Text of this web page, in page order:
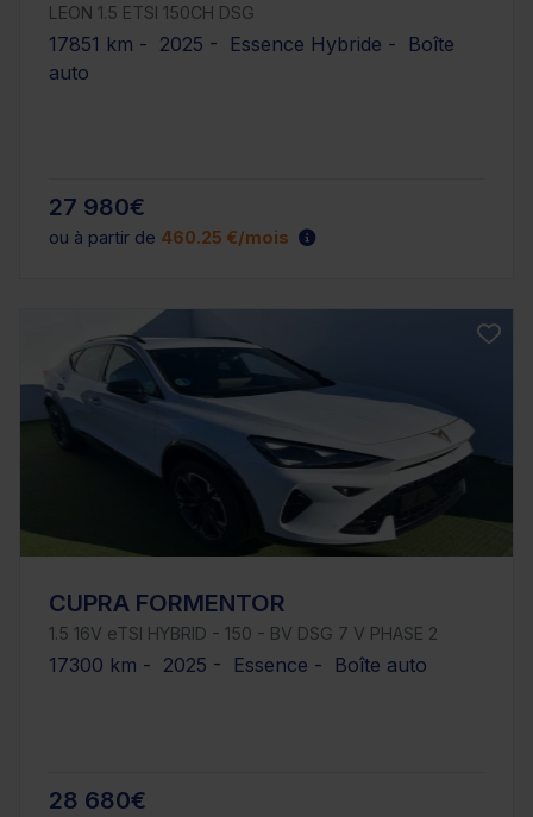
LEON 1.5 ETSI 150CH DSG
17851 km - 2025 - Essence Hybride - Boîte
auto
27 980€
ou à partir de 460.25 €/mois
CUPRA FORMENTOR
1.5 16V eTSI HYBRID - 150 - BV DSG 7 V PHASE 2
17300 km - 2025 - Essence - Boîte auto
28 680€